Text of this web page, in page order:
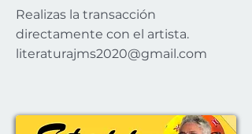
Realizas la transacción
directamente con el artista.
literaturajms2020@gmail.com